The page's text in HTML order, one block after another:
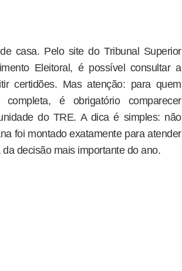
casa. Pelo site do Tribunal Superior
Eleitoral, é possível consultar a
certidões. Mas atenção: para quem
é obrigatório comparecer
do TRE. A dica é simples: não
foi montado exatamente para atender
decisão mais importante do ano.